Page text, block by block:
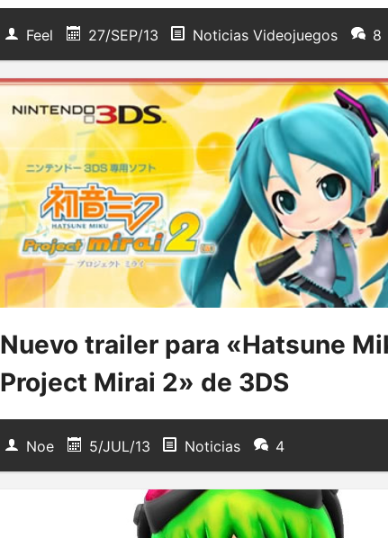
Feel 27/SEP/13 Noticias Videojuegos 8
Nuevo trailer para «Hatsune
Project Mirai 2» de 3DS
Noe 5/JUL/13 Noticias 4